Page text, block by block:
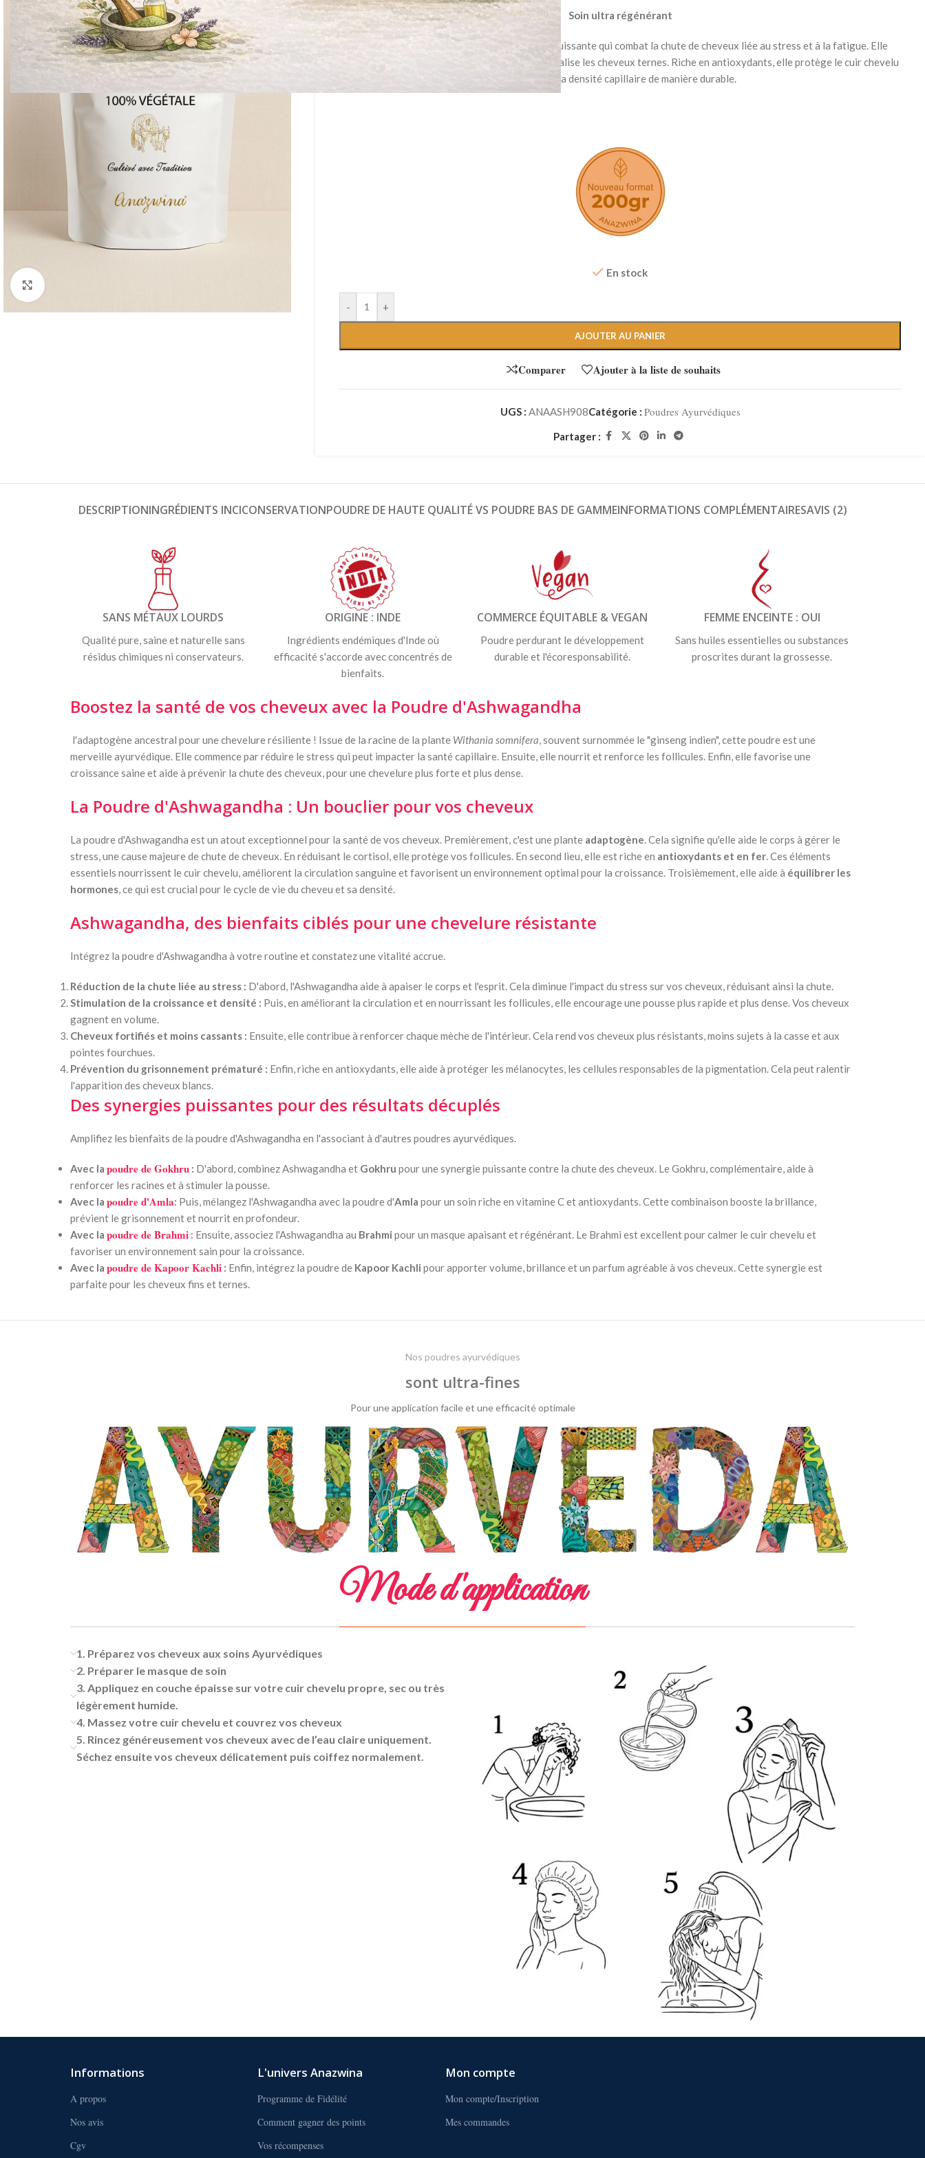
Soin ultra régénérant
L’Ashwagandha est une poudre ayurvédique puissante qui combat la chute de cheveux liée au stress et à la fatigue. Elle
fortifie les racines, stimule la croissance et revitalise les cheveux ternes. Riche en antioxydants, elle protège le cuir chevelu
et améliore la densité capillaire de manière durable.
En stock
- +
AJOUTER AU PANIER
Comparer Ajouter à la liste de souhaits
UGS : ANAASH908Catégorie : Poudres Ayurvédiques
Partager :
DESCRIPTIONINGRÉDIENTS INCICONSERVATIONPOUDRE DE HAUTE QUALITÉ VS POUDRE BAS DE GAMMEINFORMATIONS COMPLÉMENTAIRESAVIS (2)
SANS MÉTAUX LOURDS
Qualité pure, saine et naturelle sans
résidus chimiques ni conservateurs.
ORIGINE : INDE
Ingrédients endémiques d'Inde où
efficacité s'accorde avec concentrés de
bienfaits.
COMMERCE ÉQUITABLE & VEGAN
Poudre perdurant le développement
durable et l'écoresponsabilité.
FEMME ENCEINTE : OUI
Sans huiles essentielles ou substances
proscrites durant la grossesse.
Boostez la santé de vos cheveux avec la Poudre d'Ashwagandha
l'adaptogène ancestral pour une chevelure résiliente ! Issue de la racine de la plante Withania somnifera, souvent surnommée le "ginseng indien", cette poudre est une
merveille ayurvédique. Elle commence par réduire le stress qui peut impacter la santé capillaire. Ensuite, elle nourrit et renforce les follicules. Enfin, elle favorise une
croissance saine et aide à prévenir la chute des cheveux, pour une chevelure plus forte et plus dense.
La Poudre d'Ashwagandha : Un bouclier pour vos cheveux
La poudre d'Ashwagandha est un atout exceptionnel pour la santé de vos cheveux. Premièrement, c'est une plante adaptogène. Cela signifie qu'elle aide le corps à gérer le
stress, une cause majeure de chute de cheveux. En réduisant le cortisol, elle protège vos follicules. En second lieu, elle est riche en antioxydants et en fer. Ces éléments
essentiels nourrissent le cuir chevelu, améliorent la circulation sanguine et favorisent un environnement optimal pour la croissance. Troisièmement, elle aide à équilibrer les
hormones, ce qui est crucial pour le cycle de vie du cheveu et sa densité.
Ashwagandha, des bienfaits ciblés pour une chevelure résistante
Intégrez la poudre d'Ashwagandha à votre routine et constatez une vitalité accrue.
Réduction de la chute liée au stress : D'abord, l'Ashwagandha aide à apaiser le corps et l'esprit. Cela diminue l'impact du stress sur vos cheveux, réduisant ainsi la chute.
Stimulation de la croissance et densité : Puis, en améliorant la circulation et en nourrissant les follicules, elle encourage une pousse plus rapide et plus dense. Vos cheveux
gagnent en volume.
Cheveux fortifiés et moins cassants : Ensuite, elle contribue à renforcer chaque mèche de l'intérieur. Cela rend vos cheveux plus résistants, moins sujets à la casse et aux
pointes fourchues.
Prévention du grisonnement prématuré : Enfin, riche en antioxydants, elle aide à protéger les mélanocytes, les cellules responsables de la pigmentation. Cela peut ralentir
l'apparition des cheveux blancs.
Des synergies puissantes pour des résultats décuplés
Amplifiez les bienfaits de la poudre d'Ashwagandha en l'associant à d'autres poudres ayurvédiques.
Avec la poudre de Gokhru : D'abord, combinez Ashwagandha et Gokhru pour une synergie puissante contre la chute des cheveux. Le Gokhru, complémentaire, aide à
renforcer les racines et à stimuler la pousse.
Avec la poudre d'Amla: Puis, mélangez l'Ashwagandha avec la poudre d'Amla pour un soin riche en vitamine C et antioxydants. Cette combinaison booste la brillance,
prévient le grisonnement et nourrit en profondeur.
Avec la poudre de Brahmi : Ensuite, associez l'Ashwagandha au Brahmi pour un masque apaisant et régénérant. Le Brahmi est excellent pour calmer le cuir chevelu et
favoriser un environnement sain pour la croissance.
Avec la poudre de Kapoor Kachli : Enfin, intégrez la poudre de Kapoor Kachli pour apporter volume, brillance et un parfum agréable à vos cheveux. Cette synergie est
parfaite pour les cheveux fins et ternes.
Nos poudres ayurvédiques
sont ultra-fines
Pour une application facile et une efficacité optimale
Mode d'application
1. Préparez vos cheveux aux soins Ayurvédiques
2. Préparer le masque de soin
3. Appliquez en couche épaisse sur votre cuir chevelu propre, sec ou très
légèrement humide.
4. Massez votre cuir chevelu et couvrez vos cheveux
5. Rincez généreusement vos cheveux avec de l’eau claire uniquement.
Séchez ensuite vos cheveux délicatement puis coiffez normalement.
Informations
A propos
Nos avis
Cgv
L'univers Anazwina
Programme de Fidélité
Comment gagner des points
Vos récompenses
Mon compte
Mon compte/Inscription
Mes commandes